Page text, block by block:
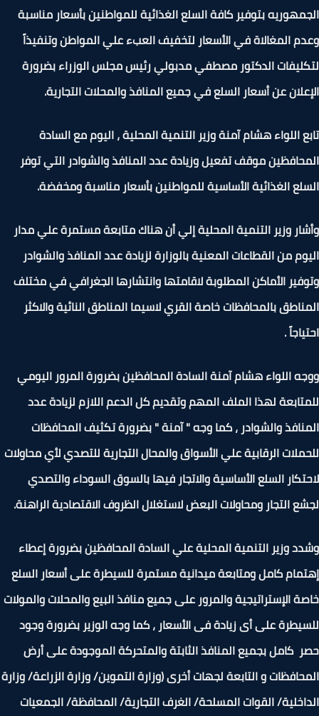
بتوفير كافة السلع الغذائية للمواطنين بأسعار مناسبة
المغالاة في الأسعار لتخفيف العبء علي المواطن وتنفيذاً
الدكتور مصطفي مدبولي رئيس مجلس الوزراء بضرورة
عن أسعار السلع في جميع المنافذ والمحلات التجارية.
اللواء هشام آمنة وزير التنمية المحلية ، اليوم مع السادة
موقف تفعيل وزيادة عدد المنافذ والشوادر التي توفر
الغذائية الأساسية للمواطنين بأسعار مناسبة ومخفضة.
وزير التنمية المحلية إلي أن هناك متابعة مستمرة علي مدار
من القطاعات المعنية بالوزارة لزيادة عدد المنافذ والشوادر
الأماكن المطلوبة لاقامتها وانتشارها الجغرافي في مختلف
بالمحافظات خاصة القري لاسيما المناطق النائية والاكثر
.
اللواء هشام آمنة السادة المحافظين بضرورة المرور اليومي
لهذا الملف المهم وتقديم كل الدعم اللازم لزيادة عدد
والشوادر ، كما وجه " آمنة " بضرورة تكثيف المحافظات
الرقابية علي الأسواق والمحال التجارية للتصدي لأي محاولات
السلع الأساسية والاتجار فيها بالسوق السوداء والتصدي
التجار ومحاولات البعض لاستغلال الظروف الاقتصادية الراهنة.
وزير التنمية المحلية علي السادة المحافظين بضرورة إعطاء
كامل ومتابعة ميدانية مستمرة للسيطرة على أسعار السلع
الإستراتيجية والمرور على جميع منافذ البيع والمحلات والمولات
على أى زيادة فى الأسعار ، كما وجه الوزير بضرورة وجود
كامل بجميع المنافذ الثابتة والمتحركة الموجودة على أرض
و التابعة لجهات أخرى (وزارة التموين/ وزارة الزراعة/ وزارة
القوات المسلحة/ الغرف التجارية/ المحافظة/ الجمعيات